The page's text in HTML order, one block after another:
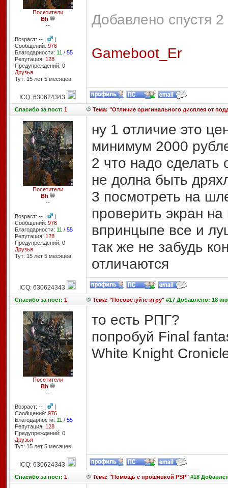
Посетители
Bh
--
Возраст: -- |
|
Сообщений: 976
Благодарности: 11 / 55
Репутация: 128
Предупреждений: 0
Друзья
Тут: 15 лет 5 месяцев
Добавлено спустя
Gameboot_Er
ICQ: 630624343
Спасибоза пост: 1 Тема: "Отличие оригинального дисплея от
Посетители
Bh
--
Возраст: -- |
|
Сообщений: 976
Благодарности: 11 / 55
Репутация: 128
Предупреждений: 0
Друзья
Тут: 15 лет 5 месяцев
ну 1 отличие это
минимум 2000
2 что надо сделать
не долна быть
3 посмотреть на
проверить экран
впринцыпе все и
так же не забудь
отличаются
ICQ: 630624343
Спасибоза пост: 1 Тема: "Посоветуйте игру"#17 Добавлено: 18
Посетители
Bh
--
Возраст: -- |
|
Сообщений: 976
Благодарности: 11 / 55
Репутация: 128
Предупреждений: 0
Друзья
Тут: 15 лет 5 месяцев
то есть РПГ?
попробуй Final
White Knight
ICQ: 630624343
Спасибоза пост: 1 Тема: "Помощь с прошивкой PSP"#18